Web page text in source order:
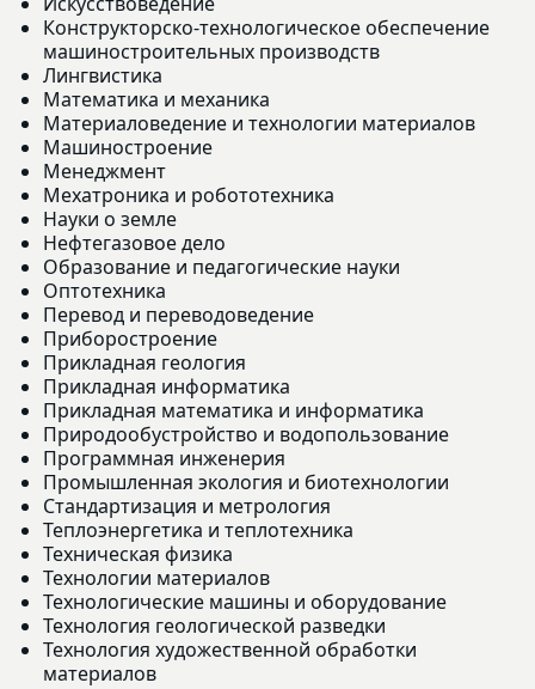
Конструкторско-технологическое обеспечение
машиностроительных производств
Лингвистика
Математика и механика
Материаловедение и технологии материалов
Машиностроение
Менеджмент
Мехатроника и робототехника
Науки о земле
Нефтегазовое дело
Образование и педагогические науки
Оптотехника
Перевод и переводоведение
Приборостроение
Прикладная геология
Прикладная информатика
Прикладная математика и информатика
Природообустройство и водопользование
Программная инженерия
Промышленная экология и биотехнологии
Стандартизация и метрология
Теплоэнергетика и теплотехника
Техническая физика
Технологии материалов
Технологические машины и оборудование
Технология геологической разведки
Технология художественной обработки
материалов